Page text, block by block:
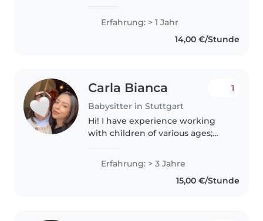
pair in Kempten, Germany,
where I took care of four
children aged 4, 6, 8, and..
Erfahrung: > 1 Jahr
14,00 €/Stunde
Carla Bianca
Babysitter in Stuttgart
1
Hi! I have experience working
with children of various ages;
children's party entertainer, and
since 2023, as a secretary at a
kindergarten. Due to my..
Erfahrung: > 3 Jahre
15,00 €/Stunde